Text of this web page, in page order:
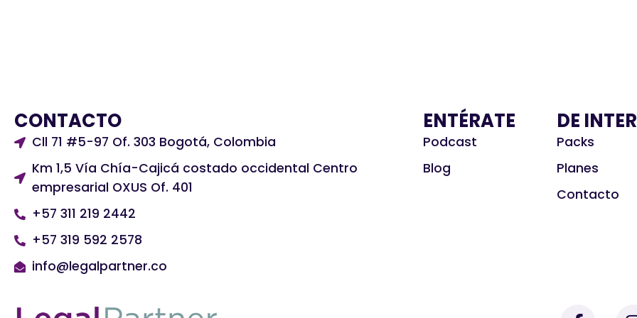
CONTACTO
Cll 71 #5-97 Of. 303 Bogotá, Colombia
Km 1,5 Vía Chía-Cajicá costado occidental Centro
empresarial OXUS Of. 401
+57 311 219 2442
+57 319 592 2578
info@legalpartner.co
ENTÉRATE
Podcast
Blog
DE
Packs
Planes
Contacto
F I